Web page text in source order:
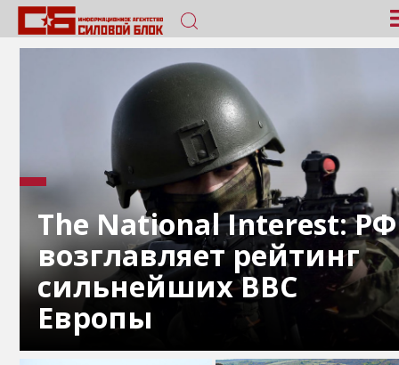
The National Interest: РФ
возглавляет рейтинг
сильнейших ВВС
Европы